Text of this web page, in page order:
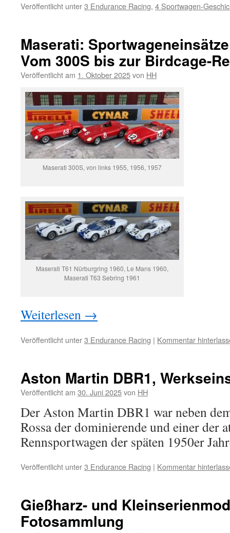
Veröffentlicht unter3 Endurance Racing, 4 Sportwagen-
Maserati:
Vom 300S bis zur Birdcage-
Veröffentlicht am 1. Oktober 2025von HH
Maserati 300S, von links 1955, 1956, 1957
Maserati T61 Nürburgring 1960, Le Mans 1960,
Maserati T63 Sebring 1961
Weiterlesen →
Veröffentlicht unter3 Endurance Racing | Kommentar
Aston Martin DBR1,
Veröffentlicht am 30. Juni 2025von HH
Der Aston Martin DBR1 war neben
Rossa der dominierende und einer der
Rennsportwagen der späten 1950er
Veröffentlicht unter3 Endurance Racing | Kommentar
Gießharz- und
Fotosammlung